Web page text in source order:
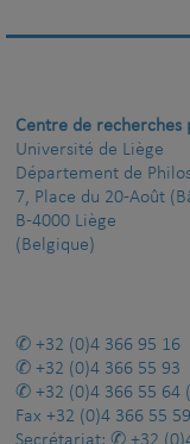
Centre de recherches
Université de Liège
Département de
7, Place du 20-Août
B-4000 Liège
(Belgique)
+32 (0)4 366 95 16
+32 (0)4 366 55 93
+32 (0)4 366 55 64
Fax +32 (0)4 366 55 59